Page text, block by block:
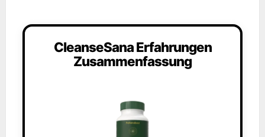
CleanseSana Erfahrungen
Zusammenfassung